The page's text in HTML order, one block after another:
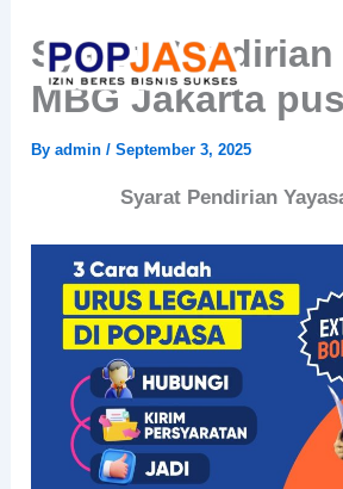
content
Syarat Pendirian
MBG Jakarta
Byadmin/September 3, 2025
Syarat Pendirian